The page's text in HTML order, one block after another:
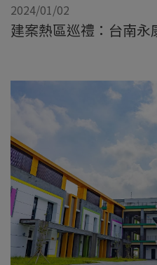
2024/01/02
建案熱區巡禮：台南永